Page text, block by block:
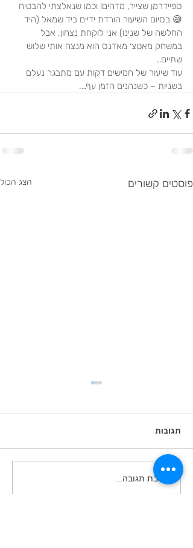
ספיידרמן שצייר, מדהים! וכמו שנאלצתי להבטיח
😅 בסיום השיעור הורדת ידיים ביד שמאל (היד
החלשה של שנינו) אני לוקחת נצחון, אבל
במשחק מאטצ׳ מאדנס הוא מנצח אותי שלוש
שתיים…
עוד שיעור של חמישים דקות עם מתבגר נעלם
בשניות – כשנהנים הזמן עף….
פוסטים קשורים הצג הכול
איך להיות תלמיד מצליח?
תגובות
כתיבת תגובה...